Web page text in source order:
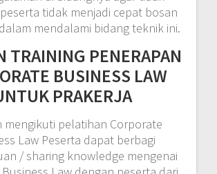
tidak menjadi cepat bosan
mendalami bidang teknik ini.
TRAINING PENERAPAN
BUSINESS LAW
PRAKERJA
mengikuti pelatihan Corporate
Law Peserta dapat berbagi
/ sharing knowledge mengenai